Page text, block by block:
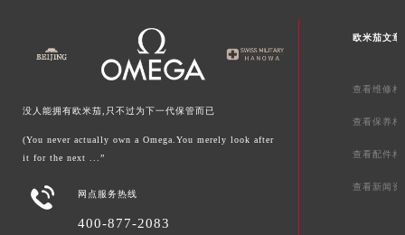
没人能拥有欧米茄,只不过为下一代保管而已
(You never actually own a Omega.You merely look after
it for the next ...”
 网点服务热线
400-877-2083
欧米茄文章
查看维修相
查看保养相
查看配件相
查看新闻资